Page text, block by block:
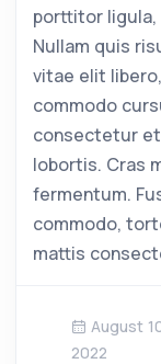
porttitor ligula,
Nullam quis
vitae elit
commodo
consectetur
lobortis. Cras
fermentum.
commodo,
mattis
August
2022